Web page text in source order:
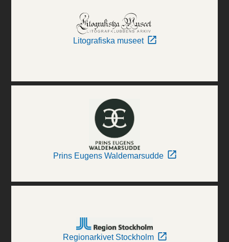
Litografiska museet
Prins Eugens Waldemarsudde
Regionarkivet Stockholm